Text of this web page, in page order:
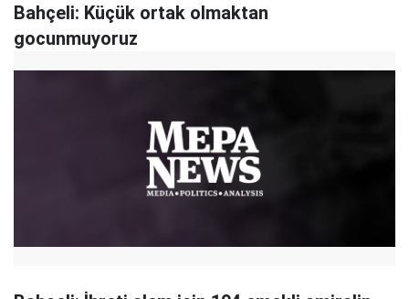
Bahçeli: Küçük ortak olmaktan
gocunmuyoruz